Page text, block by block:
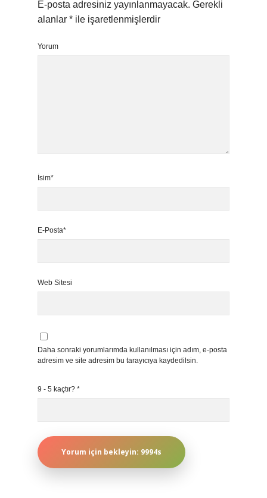
E-posta adresiniz yayınlanmayacak. Gerekli
alanlar * ile işaretlenmişlerdir
Yorum
İsim*
E-Posta*
Web Sitesi
Daha sonraki yorumlarımda kullanılması için adım, e-posta
adresim ve site adresim bu tarayıcıya kaydedilsin.
9 - 5 kaçtır? *